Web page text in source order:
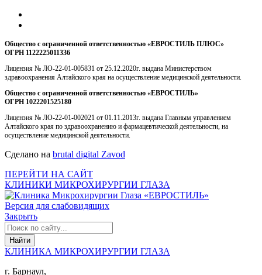
Общество с ограниченной ответственностью «ЕВРОСТИЛЬ ПЛЮС»
ОГРН 1122225011336
Лицензия № ЛО-22-01-005831 от 25.12.2020г. выдана Министерством
здравоохранения Алтайского края на осуществление медицинской деятельности.
Общество с ограниченной ответственностью «ЕВРОСТИЛЬ»
ОГРН 1022201525180
Лицензия № ЛО-22-01-002021 от 01.11.2013г. выдана Главным управлением
Алтайского края по здравоохранению и фармацевтической деятельности, на
осуществление медицинской деятельности.
Сделано на brutal digital Zavod
ПЕРЕЙТИ НА САЙТ
КЛИНИКИ МИКРОХИРУРГИИ ГЛАЗА
Версия для слабовидящих
Закрыть
КЛИНИКА МИКРОХИРУРГИИ ГЛАЗА
г. Барнаул,